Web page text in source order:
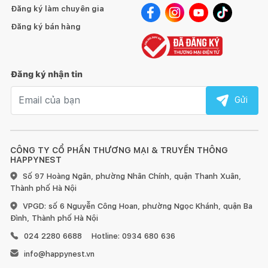
HƯỚNG DẪN SỬ DỤNG, BẢO QUẢN:
1. Đối với đồ gỗ trong nhà:
Tránh để đồ quá nóng hoặc quá lạnh trực tiếp lên bề mặt
gỗ, hãy dùng miếng lót bên dưới.
Sử dụng vải khô để làm sạch bề mặt gỗ ngay khi bị bẩn.
dùng sáp và xi bóng gỗ để chà sạch và làm mới ít nhất 6 tháng
Đồ nội thất bằng gỗ sẽ có sự khác nhau về vân gỗ hoặc
những tì vết tự nhiên mà không làm ảnh hưởng đến chất lượng
và tính thẩm mỹ của sản phẩm.
CÔNG TY CỔ PHẦN THƯƠNG MẠI & TRUYỀN THÔNG
HAPPYNEST
Số 97 Hoàng Ngân, phường Nhân Chính, quận Thanh Xuân,
Thành phố Hà Nội
VPGD: số 6 Nguyễn Công Hoan, phường Ngọc Khánh, quận Ba
Đình, Thành phố Hà Nội
024 2280 6688
Hotline: 0934 680 636
info@happynest.vn
Đăng ký làm chuyên gia
Đăng ký bán hàng
Đăng ký nhận tin
Gửi